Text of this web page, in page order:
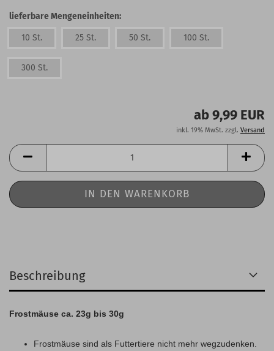
lieferbare Mengeneinheiten:
10 St. 25 St. 50 St. 100 St.
300 St.
ab 9,99 EUR
inkl. 19% MwSt. zzgl. Versand
Beschreibung
Frostmäuse ca. 23g bis 30g
Frostmäuse sind als Futtertiere nicht mehr wegzudenken.